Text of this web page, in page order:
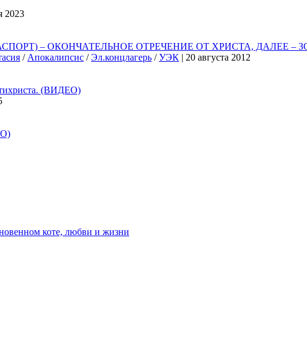
2023
– ОКОНЧАТЕЛЬНОЕ ОТРЕЧЕНИЕ ОТ ХРИСТА, ДАЛЕЕ –
/ Апокалипсис /Эл.концлагерь /УЭК | 20 августа 2012
(ВИДЕО)
коте, любви и жизни